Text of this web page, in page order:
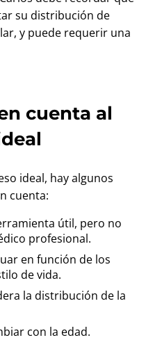
su distribución de
y puede requerir una
cuenta al
ideal, hay algunos
cuenta:
útil, pero no
profesional.
en función de los
de vida.
la distribución de la
con la edad.